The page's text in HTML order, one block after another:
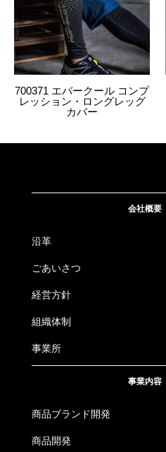
4534514037055 700113
700371 エバークール コンプ
レッション・ロングレッグ
カバー
会社概要
沿革
ごあいさつ
経営方針
組織体制
事業所
事業内容
商品ブランド開発
商品開発